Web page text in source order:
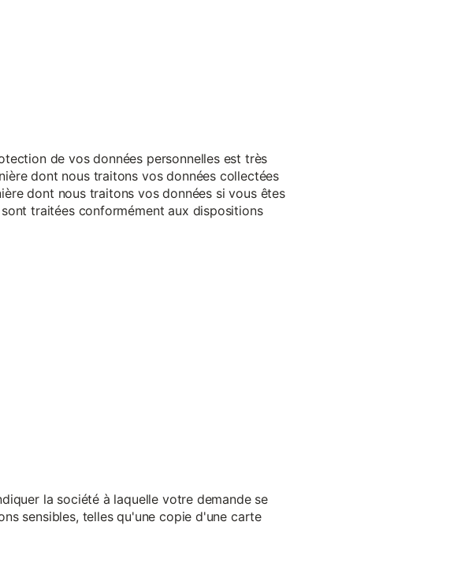
de vos données personnelles est très
dont nous traitons vos données collectées
dont nous traitons vos données si vous êtes
traitées conformément aux dispositions
la société à laquelle votre demande se
sensibles, telles qu'une copie d'une carte